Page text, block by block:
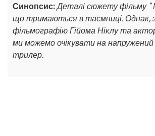
Синопсис:Деталі сюжету фільму "
що тримаються в таємниці. Однак,
фільмографію Гійома Ніклу та
ми можемо очікувати на
трилер.